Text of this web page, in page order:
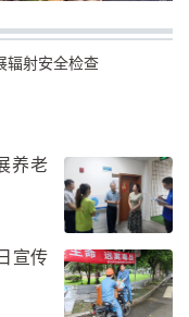
辐射安全检查
养老
宣传